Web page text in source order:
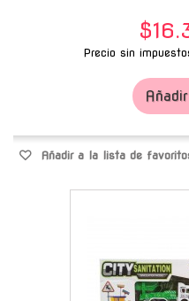
Precio sin
Añadir a la lista de